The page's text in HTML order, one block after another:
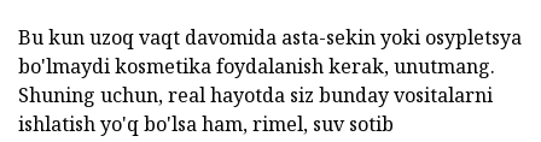
Bu kun uzoq vaqt davomida asta-sekin yoki osypletsya
bo'lmaydi kosmetika foydalanish kerak, unutmang.
Shuning uchun, real hayotda siz bunday vositalarni
ishlatish yo'q bo'lsa ham, rimel, suv sotib